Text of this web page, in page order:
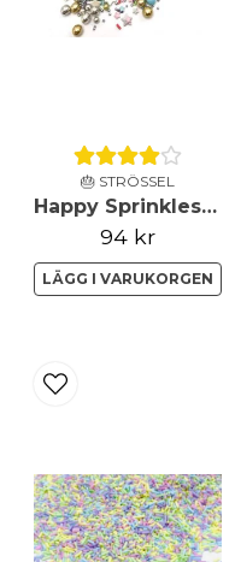
🎂 STRÖSSEL
Happy Sprinkles - Strössel - Celebrations - 90g
94 kr
LÄGG I VARUKORGEN